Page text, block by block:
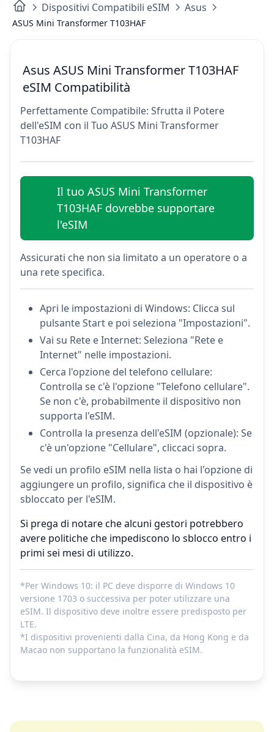
Dispositivi Compatibili eSIM Asus
ASUS Mini Transformer T103HAF
Asus ASUS Mini Transformer T103HAF
eSIM Compatibilità
Perfettamente Compatibile: Sfrutta il Potere
dell'eSIM con il Tuo ASUS Mini Transformer
T103HAF
Il tuo ASUS Mini Transformer
T103HAF dovrebbe supportare
l'eSIM
Assicurati che non sia limitato a un operatore o a
una rete specifica.
Apri le impostazioni di Windows: Clicca sul
pulsante Start e poi seleziona "Impostazioni".
Vai su Rete e Internet: Seleziona "Rete e
Internet" nelle impostazioni.
Cerca l'opzione del telefono cellulare:
Controlla se c'è l'opzione "Telefono cellulare".
Se non c'è, probabilmente il dispositivo non
supporta l'eSIM.
Controlla la presenza dell'eSIM (opzionale): Se
c'è un'opzione "Cellulare", cliccaci sopra.
Se vedi un profilo eSIM nella lista o hai l'opzione di
aggiungere un profilo, significa che il dispositivo è
sbloccato per l'eSIM.
Si prega di notare che alcuni gestori potrebbero
avere politiche che impediscono lo sblocco entro i
primi sei mesi di utilizzo.
*Per Windows 10: il PC deve disporre di Windows 10
versione 1703 o successiva per poter utilizzare una
eSIM. Il dispositivo deve inoltre essere predisposto per
LTE.
*I dispositivi provenienti dalla Cina, da Hong Kong e da
Macao non supportano la funzionalità eSIM.